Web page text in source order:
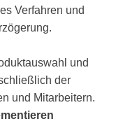
Verfahren und
und
der
und Mitarbeitern.